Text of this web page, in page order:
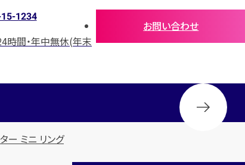
1234
時間・年中無休(年末
お問い合わせ
ー ミニ リング